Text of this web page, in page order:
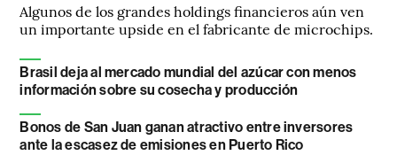
Algunos de los grandes holdings financieros aún ven
un importante upside en el fabricante de microchips.
Brasil deja al mercado mundial del azúcar con menos
información sobre su cosecha y producción
Bonos de San Juan ganan atractivo entre inversores
ante la escasez de emisiones en Puerto Rico